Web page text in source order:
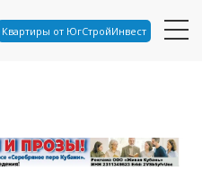
Квартиры от ЮгСтройИнвест